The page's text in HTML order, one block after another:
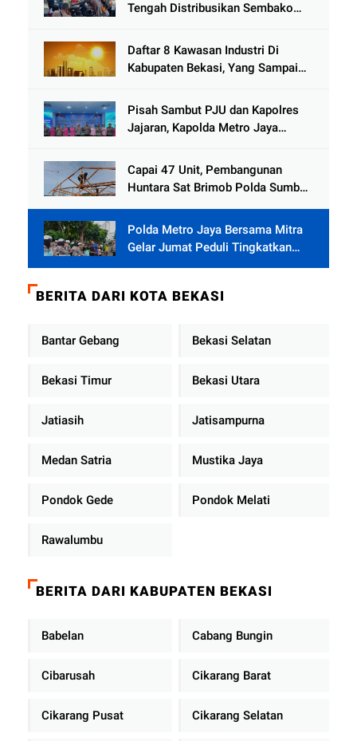
Tengah Distribusikan Sembako
Jamat
Daftar 8 Kawasan Industri Di
Kabupaten Bekasi, Yang Sampai
Pisah Sambut PJU dan Kapolres
Jajaran, Kapolda Metro Jaya
Diperkuat
Capai 47 Unit, Pembangunan
Huntara Sat Brimob Polda Sumbar
Polda Metro Jaya Bersama Mitra
Gelar Jumat Peduli Tingkatkan
Kepedulian Sosial
BERITA DARI KOTA BEKASI
Bantar Gebang Bekasi Selatan
Bekasi Timur Bekasi Utara
Jatiasih Jatisampurna
Medan Satria Mustika Jaya
Pondok Gede Pondok Melati
Rawalumbu
BERITA DARI KABUPATEN BEKASI
Babelan Cabang Bungin
Cibarusah Cikarang Barat
Cikarang Pusat Cikarang Selatan